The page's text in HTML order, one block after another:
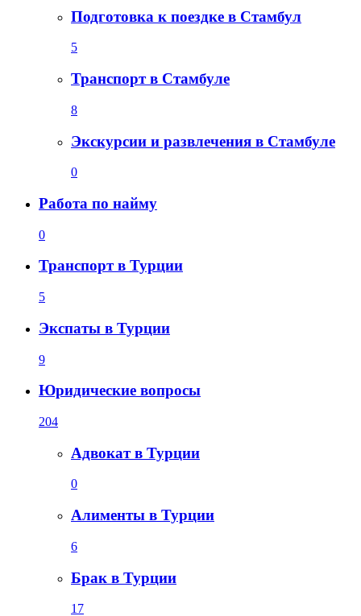
Подготовка к поездке в Стамбул
5
Транспорт в Стамбуле
8
Экскурсии и развлечения в Стамбуле
0
Работа по найму
0
Транспорт в Турции
5
Экспаты в Турции
9
Юридические вопросы
204
Адвокат в Турции
0
Алименты в Турции
6
Брак в Турции
17